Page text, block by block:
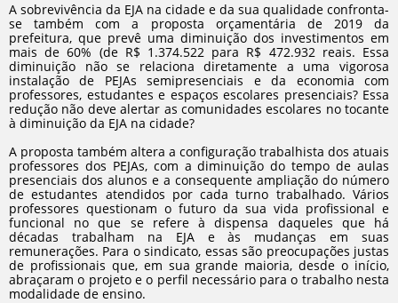
A sobrevivência da EJA na cidade e da sua qualidade confronta-
se também com a proposta orçamentária de 2019 da
prefeitura, que prevê uma diminuição dos investimentos em
mais de 60% (de R$ 1.374.522 para R$ 472.932 reais. Essa
diminuição não se relaciona diretamente a uma vigorosa
instalação de PEJAs semipresenciais e da economia com
professores, estudantes e espaços escolares presenciais? Essa
redução não deve alertar as comunidades escolares no tocante
à diminuição da EJA na cidade?
A proposta também altera a configuração trabalhista dos atuais
professores dos PEJAs, com a diminuição do tempo de aulas
presenciais dos alunos e a consequente ampliação do número
de estudantes atendidos por cada turno trabalhado. Vários
professores questionam o futuro da sua vida profissional e
funcional no que se refere à dispensa daqueles que há
décadas trabalham na EJA e às mudanças em suas
remunerações. Para o sindicato, essas são preocupações justas
de profissionais que, em sua grande maioria, desde o início,
abraçaram o projeto e o perfil necessário para o trabalho nesta
modalidade de ensino.